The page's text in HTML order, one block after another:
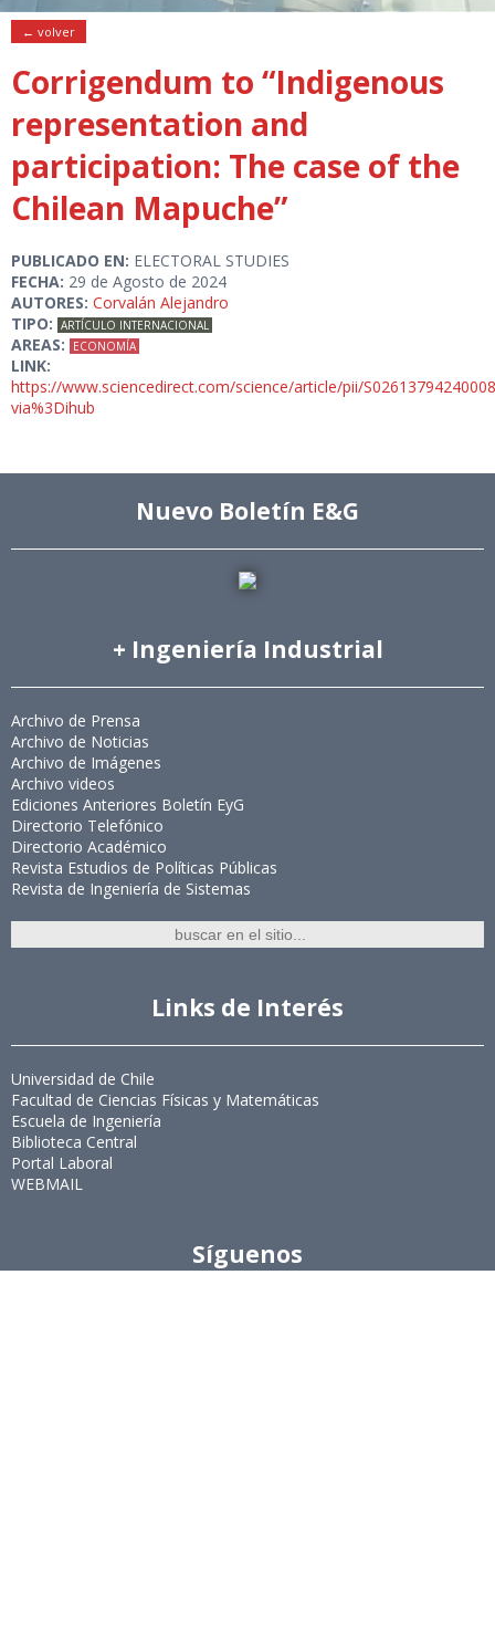
← volver
Corrigendum to “Indigenous
representation and
participation: The case of the
Chilean Mapuche”
PUBLICADO EN: ELECTORAL STUDIES
FECHA: 29 de Agosto de 2024
AUTORES: Corvalán Alejandro
TIPO: ARTÍCULO INTERNACIONAL
AREAS: ECONOMÍA
LINK:
https://www.sciencedirect.com/science/article/pii/
via%3Dihub
Nuevo Boletín E&G
+ Ingeniería Industrial
Archivo de Prensa
Archivo de Noticias
Archivo de Imágenes
Archivo videos
Ediciones Anteriores Boletín EyG
Directorio Telefónico
Directorio Académico
Revista Estudios de Políticas Públicas
Revista de Ingeniería de Sistemas
Links de Interés
Universidad de Chile
Facultad de Ciencias Físicas y Matemáticas
Escuela de Ingeniería
Biblioteca Central
Portal Laboral
WEBMAIL
Síguenos